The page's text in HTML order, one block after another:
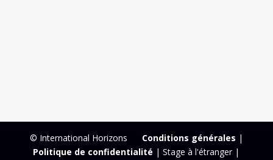
© International Horizons Conditions générales |
Politique de confidentialité | Stage à l'étranger |